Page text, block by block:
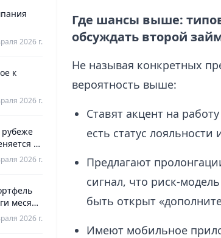
2026 г.
к
2026 г.
к
2026 г.
месяца
2026 г.
Где шансы выше:
обсуждать второй
Не называя конкретных
вероятность выше:
Ставят акцент на
есть статус
Предлагают
сигнал, что риск-
быть открыт
Имеют мобильное